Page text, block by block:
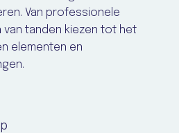
Van professionele
tanden kiezen tot het
elementen en